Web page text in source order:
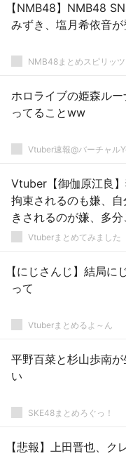
【NMB48】NMB48
みずき、塩月希依音が
NMB48まとめスピリッツ
ホロライブの姫森ル
ってることww
Vtuber速報@バーチャル
Vtuber【御伽原江良
拘束されるのも嫌、
きされるのが嫌、多
ゃね？ばぶ太郎コケ
Vtuberまとめてみました
【にじさんじ】結局に
って
Vtuberまとめるよ～ん
平野百菜と杉山歩南
い
SKE48まとめろぐっ！
【悲報】上田晋也、ク